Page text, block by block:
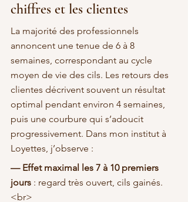
chiffres et les clientes
La majorité des professionnels
annoncent une tenue de 6 à 8
semaines, correspondant au cycle
moyen de vie des cils. Les retours des
clientes décrivent souvent un résultat
optimal pendant environ 4 semaines,
puis une courbure qui s’adoucit
progressivement. Dans mon institut à
Loyettes, j’observe :
— Effet maximal les 7 à 10 premiers
jours : regard très ouvert, cils gainés.